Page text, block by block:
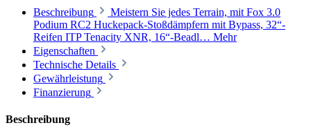
Beschreibung
Meistern Sie jedes Terrain, mit Fox 3.0
Podium RC2 Huckepack-Stoßdämpfern mit Bypass, 32“-
Reifen ITP Tenacity XNR, 16“-Beadl… Mehr
Eigenschaften
Technische Details
Gewährleistung
Finanzierung
Beschreibung